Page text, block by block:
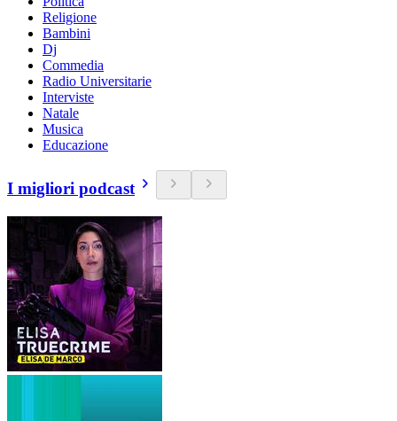
Religione
Bambini
Dj
Commedia
Radio Universitarie
Interviste
Natale
Musica
Educazione
I migliori podcast